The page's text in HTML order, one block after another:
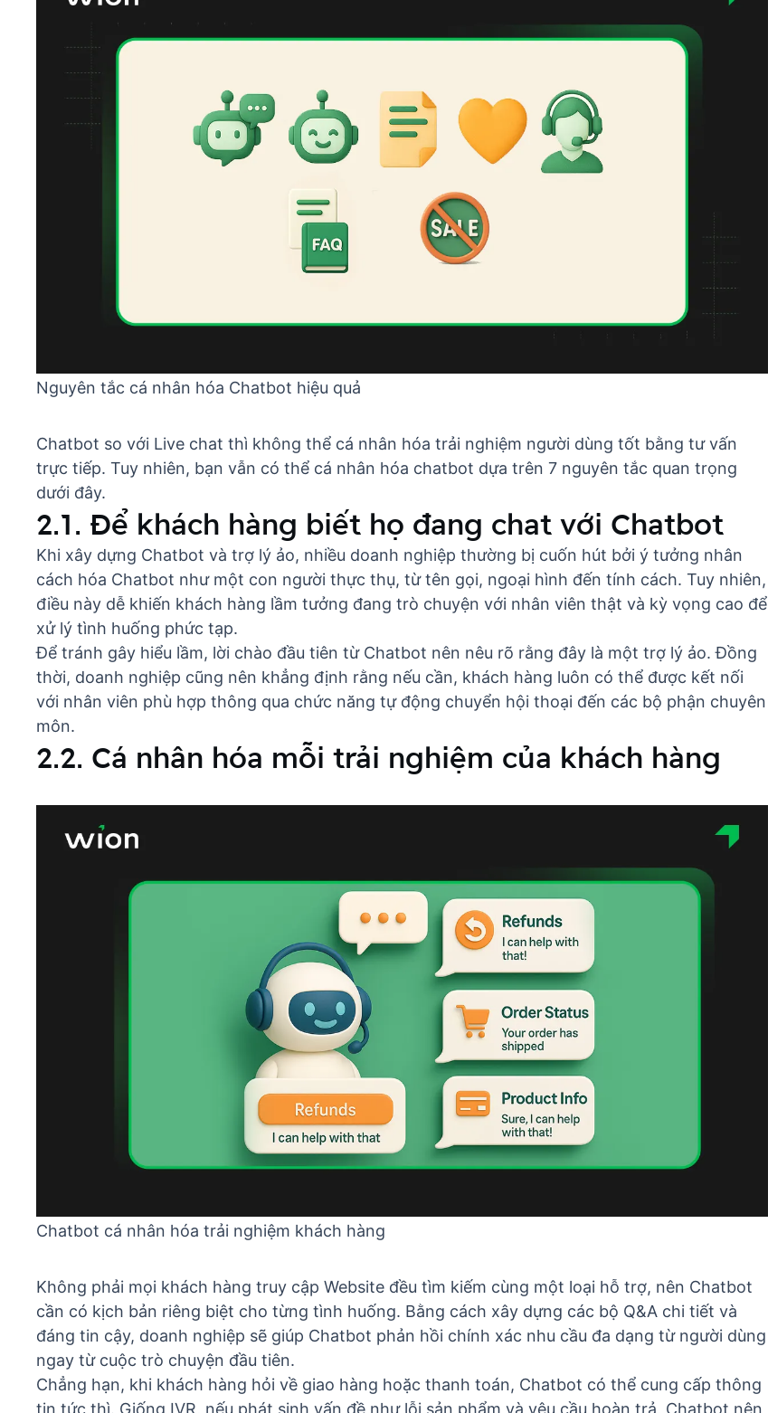
Nguyên tắc cá nhân hóa Chatbot hiệu quả
Chatbot so với Live chat thì không thể cá nhân hóa trải nghiệm người dùng tốt bằng tư vấn
trực tiếp. Tuy nhiên, bạn vẫn có thể cá nhân hóa chatbot dựa trên 7 nguyên tắc quan trọng
dưới đây.
2.1. Để khách hàng biết họ đang chat với Chatbot
Khi xây dựng Chatbot và trợ lý ảo, nhiều doanh nghiệp thường bị cuốn hút bởi ý tưởng nhân
cách hóa Chatbot như một con người thực thụ, từ tên gọi, ngoại hình đến tính cách. Tuy nhiên,
điều này dễ khiến khách hàng lầm tưởng đang trò chuyện với nhân viên thật và kỳ vọng cao để
xử lý tình huống phức tạp.
Để tránh gây hiểu lầm, lời chào đầu tiên từ Chatbot nên nêu rõ rằng đây là một trợ lý ảo. Đồng
thời, doanh nghiệp cũng nên khẳng định rằng nếu cần, khách hàng luôn có thể được kết nối
với nhân viên phù hợp thông qua chức năng tự động chuyển hội thoại đến các bộ phận chuyên
môn.
2.2. Cá nhân hóa mỗi trải nghiệm của khách hàng
Chatbot cá nhân hóa trải nghiệm khách hàng
Không phải mọi khách hàng truy cập Website đều tìm kiếm cùng một loại hỗ trợ, nên Chatbot
cần có kịch bản riêng biệt cho từng tình huống. Bằng cách xây dựng các bộ Q&A chi tiết và
đáng tin cậy, doanh nghiệp sẽ giúp Chatbot phản hồi chính xác nhu cầu đa dạng từ người dùng
ngay từ cuộc trò chuyện đầu tiên.
Chẳng hạn, khi khách hàng hỏi về giao hàng hoặc thanh toán, Chatbot có thể cung cấp thông
tin tức thì. Giống IVR, nếu phát sinh vấn đề như lỗi sản phẩm và yêu cầu hoàn trả, Chatbot nên